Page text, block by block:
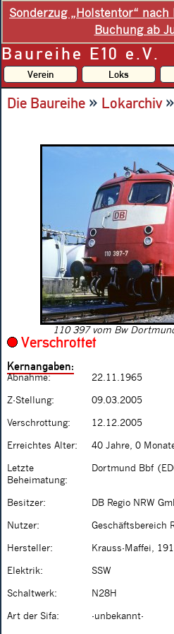
Sonderzug „Holstentor“
Buchung ab
Baureihe E10 e.V.
Verein Loks
Die Baureihe » Lokarchiv»
110 397 vom Bw
Verschrottet
Kernangaben:
Abnahme: 22.11.1965
Z-Stellung: 09.03.2005
Verschrottung: 12.12.2005
Erreichtes Alter: 40 Jahre, 0
Letzte
Beheimatung:
Dortmund Bbf
Besitzer: DB Regio NRW
Nutzer: Geschäftsbereich
Hersteller: Krauss-Maffei,
Elektrik: SSW
Schaltwerk: N28H
Art der Sifa: -unbekannt-